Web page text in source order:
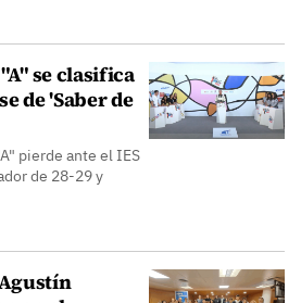
se clasifica
de 'Saber de
pierde ante el IES
de 28-29 y